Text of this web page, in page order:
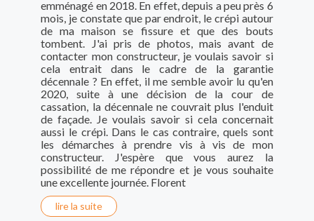
emménagé en 2018. En effet, depuis a peu près 6
mois, je constate que par endroit, le crépi autour
de ma maison se fissure et que des bouts
tombent. J'ai pris de photos, mais avant de
contacter mon constructeur, je voulais savoir si
cela entrait dans le cadre de la garantie
décennale ? En effet, il me semble avoir lu qu'en
2020, suite à une décision de la cour de
cassation, la décennale ne couvrait plus l'enduit
de façade. Je voulais savoir si cela concernait
aussi le crépi. Dans le cas contraire, quels sont
les démarches à prendre vis à vis de mon
constructeur. J'espère que vous aurez la
possibilité de me répondre et je vous souhaite
une excellente journée. Florent
lire la suite